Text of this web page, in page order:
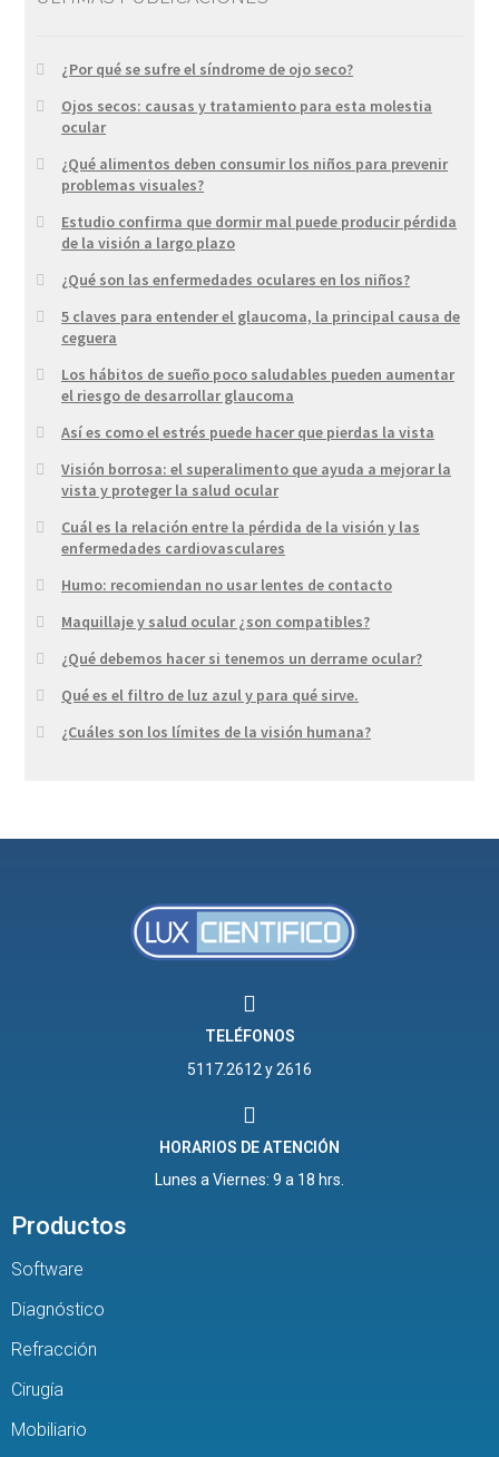
¿Por qué se sufre el síndrome de ojo seco?
Ojos secos: causas y tratamiento para esta molestia
ocular
¿Qué alimentos deben consumir los niños para prevenir
problemas visuales?
Estudio confirma que dormir mal puede producir pérdida
de la visión a largo plazo
¿Qué son las enfermedades oculares en los niños?
5 claves para entender el glaucoma, la principal causa de
ceguera
Los hábitos de sueño poco saludables pueden aumentar
el riesgo de desarrollar glaucoma
Así es como el estrés puede hacer que pierdas la vista
Visión borrosa: el superalimento que ayuda a mejorar la
vista y proteger la salud ocular
Cuál es la relación entre la pérdida de la visión y las
enfermedades cardiovasculares
Humo: recomiendan no usar lentes de contacto
Maquillaje y salud ocular ¿son compatibles?
¿Qué debemos hacer si tenemos un derrame ocular?
Qué es el filtro de luz azul y para qué sirve.
¿Cuáles son los límites de la visión humana?
TELÉFONOS
5117.2612 y 2616
HORARIOS DE ATENCIÓN
Lunes a Viernes: 9 a 18 hrs.
Productos
Software
Diagnóstico
Refracción
Cirugía
Mobiliario